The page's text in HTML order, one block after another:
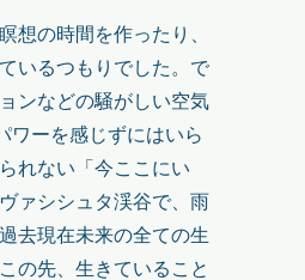
想の時間を作ったり、
いるつもりでした。で
ンなどの騒がしい空気
ワーを感じずにはいら
れない「今ここにい
ァシシュタ渓谷で、雨
去現在未来の全ての生
の先、生きていること